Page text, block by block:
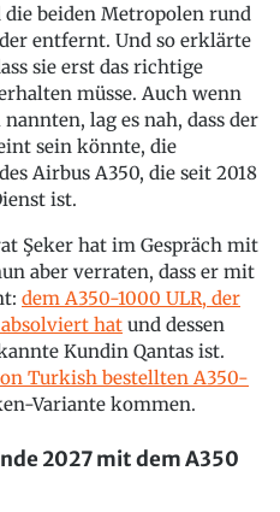
beiden Metropolen rund
entfernt. Und so erklärte
sie erst das richtige
müsse. Auch wenn
lag es nah, dass der
sein könnte, die
Airbus A350, die seit 2018
ist.
Şeker hat im Gespräch mit
aber verraten, dass er mit
dem A350-1000 ULR, der
hat und dessen
Kundin Qantas ist.
Turkish bestellten A350-
Variante kommen.
2027 mit dem A350